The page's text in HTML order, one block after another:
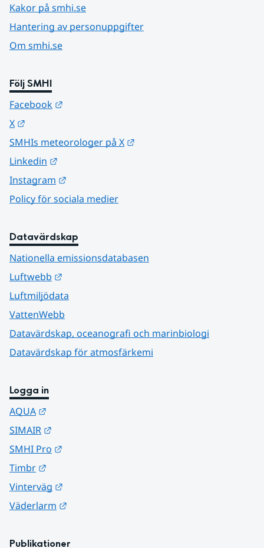
Kakor på smhi.se
Hantering av personuppgifter
Om smhi.se
Följ SMHI
Facebook
X
SMHIs meteorologer på X
Linkedin
Instagram
Policy för sociala medier
Datavärdskap
Nationella emissionsdatabasen
Luftwebb
Luftmiljödata
VattenWebb
Datavärdskap, oceanografi och marinbiologi
Datavärdskap för atmosfärkemi
Logga in
AQUA
SIMAIR
SMHI Pro
Timbr
Vinterväg
Väderlarm
Publikationer